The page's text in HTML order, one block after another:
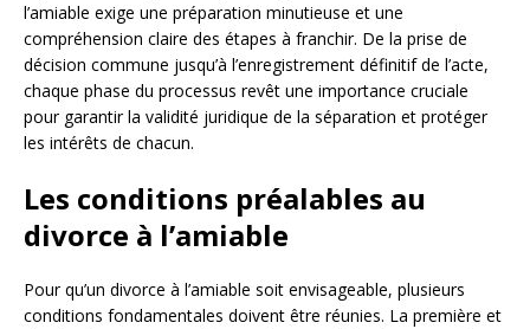
l’amiable exige une préparation minutieuse et une
compréhension claire des étapes à franchir. De la prise de
décision commune jusqu’à l’enregistrement définitif de l’acte,
chaque phase du processus revêt une importance cruciale
pour garantir la validité juridique de la séparation et protéger
les intérêts de chacun.
Les conditions préalables au
divorce à l’amiable
Pour qu’un divorce à l’amiable soit envisageable, plusieurs
conditions fondamentales doivent être réunies. La première et